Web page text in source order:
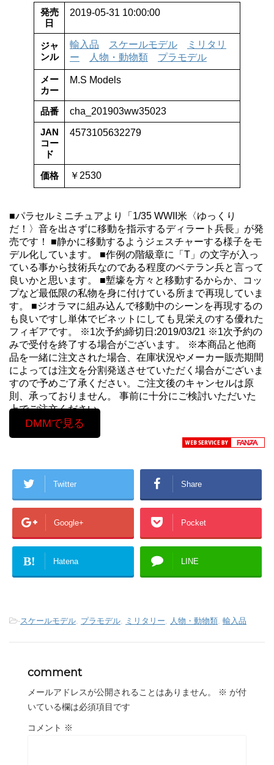
発売
日
2019-05-31 10:00:00
ジャ
ンル
輸入品 スケールモデル
ミリタリ
ー
人物・動物類 プラモデル
メー
カー
M.S Models
品番
cha_201903ww35023
JAN
コー
ド
4573105632279
価格 ￥2530
■パラセルミニチュアより「1/35 WWII米〈ゆっくり
だ！〉音を出さずに移動を指示するディラート兵長」が発
売です！ ■静かに移動するようジェスチャーする様子をモ
デル化しています。 ■作例の階級章に「T」の文字が入っ
ている事から技術兵なのである程度のベテラン兵と言って
良いかと思います。 ■塹壕を方々と移動するからか、コッ
プなど最低限の私物を身に付けている所まで再現していま
す。 ■ジオラマに組み込んで移動中のシーンを再現するの
も良いですし単体でビネットにしても見栄えのする優れた
フィギアです。 ※1次予約締切日:2019/03/21 ※1次予約の
みで受付を終了する場合がございます。 ※本商品と他商
品を一緒に注文された場合、在庫状況やメーカー販売期間
によっては注文を分割発送させていただく場合がございま
すので予めご了承ください。ご注文後のキャンセルは原
則、承っておりません。 事前に十分にご検討いただいた
上でご注文ください。
DMMで見る
Twitter Share
Google+ Pocket
B! Hatena LINE
-スケールモデル, プラモデル, ミリタリー, 人物・動物類, 輸入品
comment
メールアドレスが公開されることはありません。 ※ が付
いている欄は必須項目です
コメント ※